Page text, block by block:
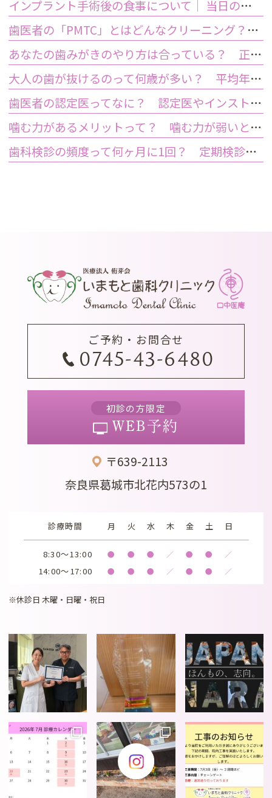
インプラント手術後の食事について｜ 当日の注意点・いつから普通の食事ができる？
歯医者の「PMTC」とはどんなクリーニング？スケーリングとは何が違うの？
あなたの歯みがきのやり方は合っている？ 正しい歯みがき方法と間違った方法
大人の歯が抜けるのって何歳が多い？ 平均年齢と原因について
歯医者の認定医ってなに？ 認定医やインストラクターの資格を持つ歯医者のメリット
噛む力があるメリットって？ 噛む力が弱いとどうなるの？
歯科検診の頻度って何ヶ月に1回？ 定期検診って何するの？
ご予約・お問合せ
0745-43-6480
初診の方限定
WEB予約
〒639-2113
奈良県葛城市北花内573の1
診療時間 月 火 水 木 金 土 日
8:30～13:00 ● ● ● ／ ● ● ／
14:00～17:00 ● ● ● ／ ● ● ／
※休診日 木曜・日曜・祝日